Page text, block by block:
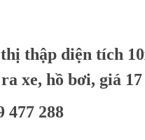
thập diện tích
xe, hồ bơi, giá
477 288